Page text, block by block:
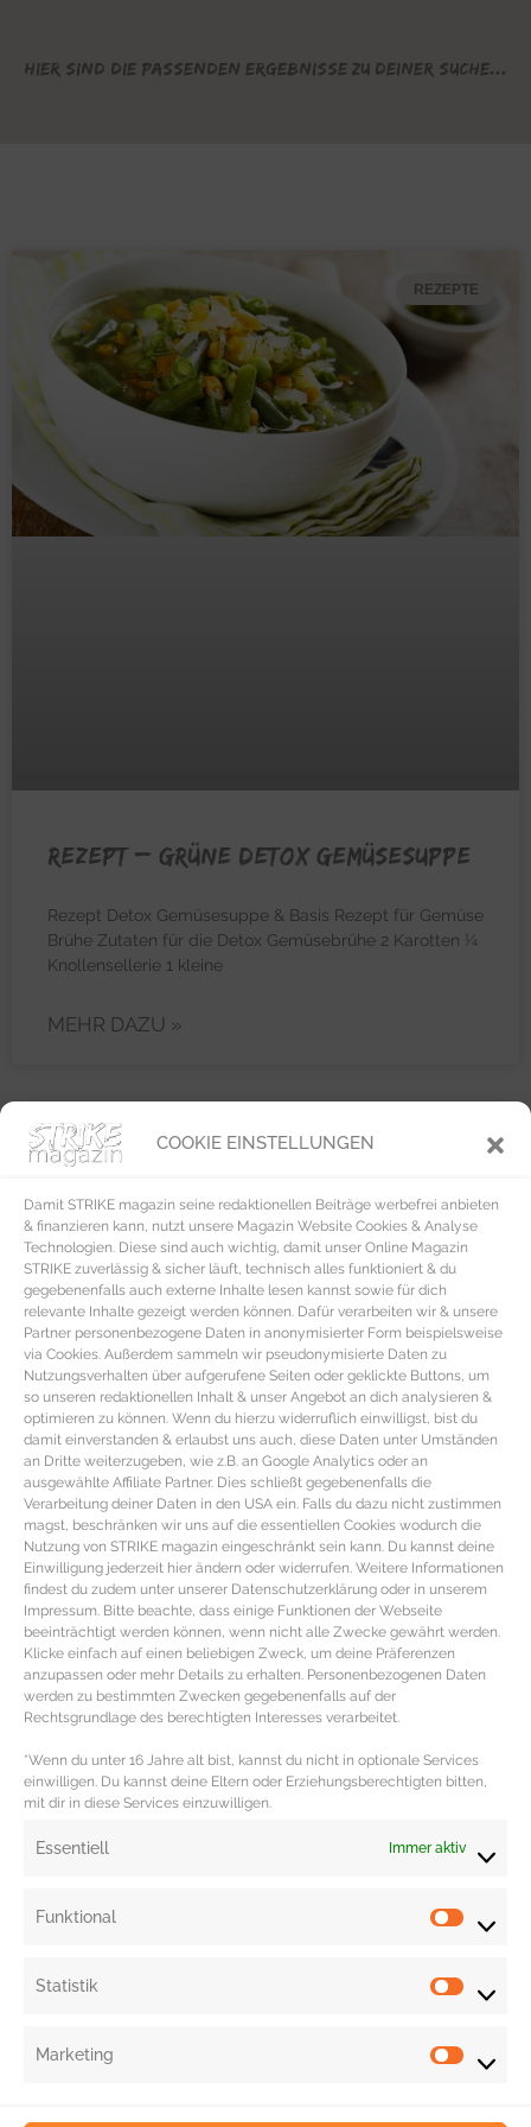
COOKIE EINSTELLUNGEN
Damit STRIKE magazin seine redaktionellen Beiträge werbefrei anbieten
& finanzieren kann, nutzt unsere Magazin Website Cookies & Analyse
Technologien. Diese sind auch wichtig, damit unser Online Magazin
STRIKE zuverlässig & sicher läuft, technisch alles funktioniert & du
gegebenenfalls auch externe Inhalte lesen kannst sowie für dich
relevante Inhalte gezeigt werden können. Dafür verarbeiten wir & unsere
Partner personenbezogene Daten in anonymisierter Form beispielsweise
via Cookies. Außerdem sammeln wir pseudonymisierte Daten zu
Nutzungsverhalten über aufgerufene Seiten oder geklickte Buttons, um
so unseren redaktionellen Inhalt & unser Angebot an dich analysieren &
optimieren zu können. Wenn du hierzu widerruflich einwilligst, bist du
damit einverstanden & erlaubst uns auch, diese Daten unter Umständen
an Dritte weiterzugeben, wie z.B. an Google Analytics oder an
ausgewählte Affiliate Partner. Dies schließt gegebenenfalls die
Verarbeitung deiner Daten in den USA ein. Falls du dazu nicht zustimmen
magst, beschränken wir uns auf die essentiellen Cookies wodurch die
Nutzung von STRIKE magazin eingeschränkt sein kann. Du kannst deine
Einwilligung jederzeit hier ändern oder widerrufen. Weitere Informationen
findest du zudem unter unserer Datenschutzerklärung oder in unserem
Impressum. Bitte beachte, dass einige Funktionen der Webseite
beeinträchtigt werden können, wenn nicht alle Zwecke gewährt werden.
Klicke einfach auf einen beliebigen Zweck, um deine Präferenzen
anzupassen oder mehr Details zu erhalten. Personenbezogenen Daten
werden zu bestimmten Zwecken gegebenenfalls auf der
Rechtsgrundlage des berechtigten Interesses verarbeitet.
*Wenn du unter 16 Jahre alt bist, kannst du nicht in optionale Services
einwilligen. Du kannst deine Eltern oder Erziehungsberechtigten bitten,
mit dir in diese Services einzuwilligen.
Essentiell Immer aktiv
Funktional
Statistik
Marketing
Hier sind die passenden Ergebnisse zu deiner Suche...
REZEPTE
REZEPT – Grüne Detox Gemüsesuppe
Rezept Detox Gemüsesuppe & Basis Rezept für Gemüse
Brühe Zutaten für die Detox Gemüsebrühe 2 Karotten ¼
Knollensellerie 1 kleine
MEHR DAZU »
REZEPT – Lachs Burger mit Joghurt
Lachsburger Rezept mit Joghurt Dill Dip Zutaten für
einer Zitrone etwas Olivenöl
MEHR DAZU »